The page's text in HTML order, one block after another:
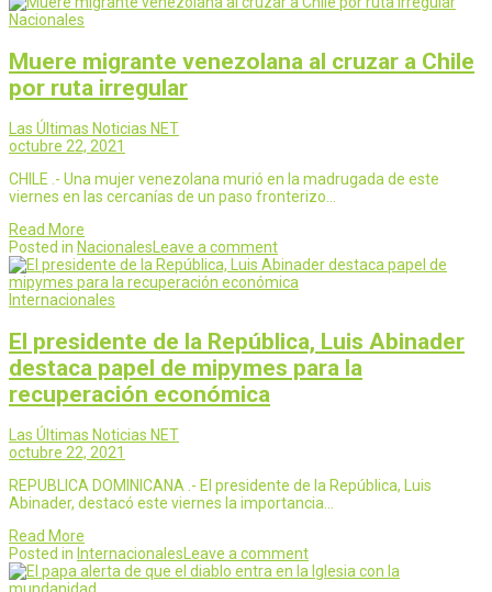
Nacionales
Muere migrante venezolana al cruzar a Chile
por ruta irregular
Las Últimas Noticias NET
octubre 22, 2021
CHILE .- Una mujer venezolana murió en la madrugada de este
viernes en las cercanías de un paso fronterizo…
Read More
Posted in Nacionales Leave a comment
Internacionales
El presidente de la República, Luis Abinader
destaca papel de mipymes para la
recuperación económica
Las Últimas Noticias NET
octubre 22, 2021
REPUBLICA DOMINICANA .- El presidente de la República, Luis
Abinader, destacó este viernes la importancia…
Read More
Posted in Internacionales Leave a comment